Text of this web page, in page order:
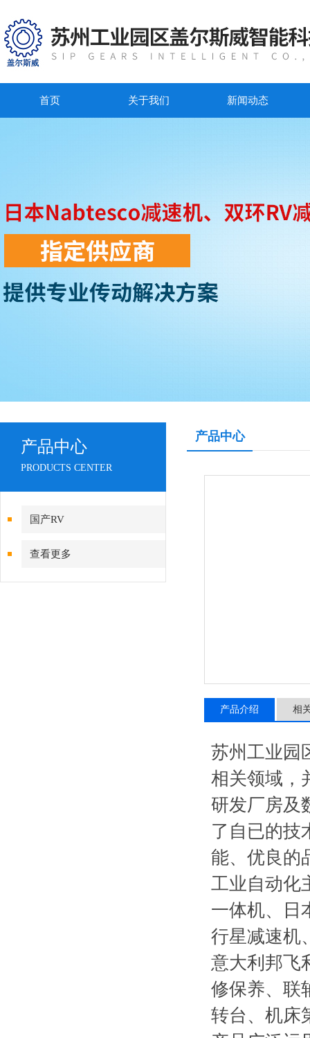
首页 关于我们 新闻动态
产品中心
PRODUCTS CENTER
国产RV
查看更多
产品中心
产品介绍 相
苏州工业园
相关领域，
研发厂房及
了自已的技
能、优良的
工业自动化
一体机、日
行星减速机
意大利邦飞
修保养、联
转台、机床